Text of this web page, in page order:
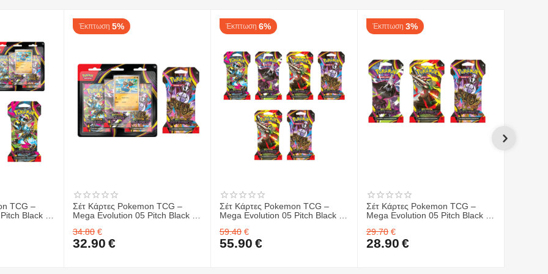
δόση παιχνιδιάρικης διάθεσης στη ζωή σας με αυτή την υπέροχηSquishmallow
Αποκτήστε τον τώρα και ζήστε την
TCG –
Black -
– Mega
- 3-
Έκπτωση 5%
Σέτ Κάρτες Pokemon TCG –
Mega Evolution 05 Pitch Black -
Κάρτες Pokemon TCG – Mega
Evolution 05 Pitch Black - 3-
34.80 €
32.90 €
Έκπτωση 6%
Σέτ Κάρτες Pokemon TCG –
Mega Evolution 05 Pitch Black -
59.40 €
55.90 €
Έκπτωση 3%
Σέτ Κάρτες Pokemon TCG –
Mega Evolution 05 Pitch Black -
29.70 €
28.90 €